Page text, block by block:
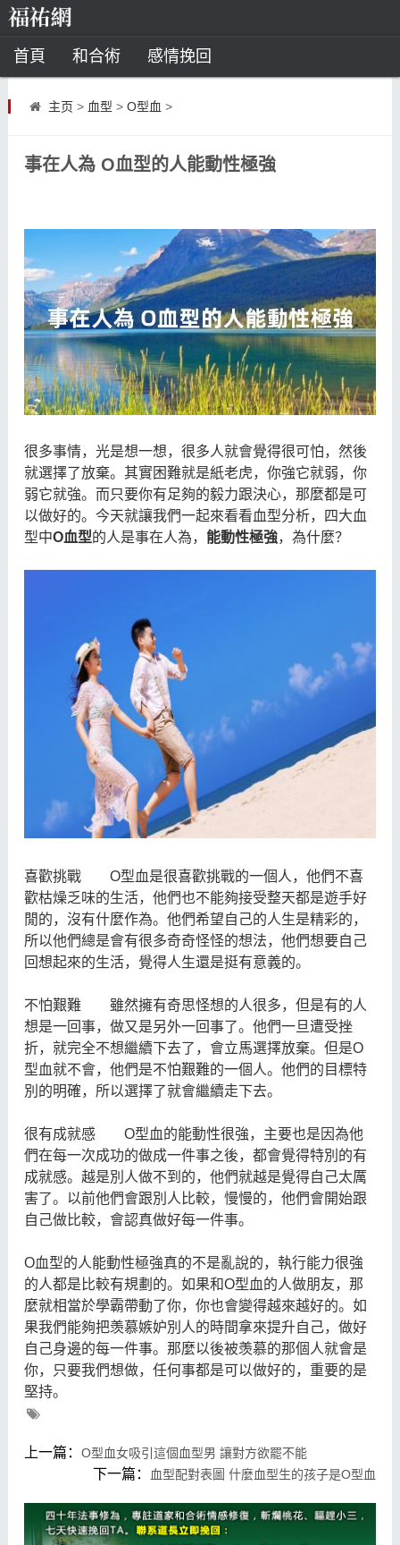
首頁 和合術 感情挽回
道教法事
星座
白羊座 水瓶座 摩羯座 射手座
算命
八字命理 八字合婚 運勢測算
主页 > 血型 > O型血 >
事在人為 O血型的人能動性極強
很多事情，光是想一想，很多人就會覺得很可怕，然後
就選擇了放棄。其實困難就是紙老虎，你強它就弱，你
弱它就強。而只要你有足夠的毅力跟決心，那麼都是可
以做好的。今天就讓我們一起來看看血型分析，四大血
型中O血型的人是事在人為， 能動性極強，為什麼？
喜歡挑戰 O型血是很喜歡挑戰的一個人，他們不喜
歡枯燥乏味的生活，他們也不能夠接受整天都是遊手好
閒的，沒有什麼作為。他們希望自己的人生是精彩的，
所以他們總是會有很多奇奇怪怪的想法，他們想要自己
回想起來的生活，覺得人生還是挺有意義的。
不怕艱難 雖然擁有奇思怪想的人很多，但是有的人
想是一回事，做又是另外一回事了。他們一旦遭受挫
折，就完全不想繼續下去了，會立馬選擇放棄。但是O
型血就不會，他們是不怕艱難的一個人。他們的目標特
別的明確，所以選擇了就會繼續走下去。
很有成就感 O型血的能動性很強，主要也是因為他
們在每一次成功的做成一件事之後，都會覺得特別的有
成就感。越是別人做不到的，他們就越是覺得自己太厲
害了。以前他們會跟別人比較，慢慢的，他們會開始跟
自己做比較，會認真做好每一件事。
O血型的人能動性極強真的不是亂說的，執行能力很強
的人都是比較有規劃的。如果和O型血的人做朋友，那
麼就相當於學霸帶動了你，你也會變得越來越好的。如
果我們能夠把羡慕嫉妒別人的時間拿來提升自己，做好
自己身邊的每一件事。那麼以後被羡慕的那個人就會是
你，只要我們想做，任何事都是可以做好的，重要的是
堅持。
上一篇： O型血女吸引這個血型男 讓對方欲罷不能
下一篇： 血型配對表圖 什麼血型生的孩子是O型血